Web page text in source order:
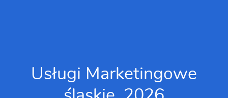
Usługi Marketingowe